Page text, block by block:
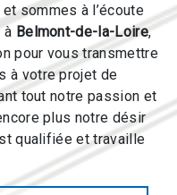
et sommes à l’écoute
à Belmont-de-la-Loire,
pour vous transmettre
à votre projet de
tout notre passion et
plus notre désir
qualifiée et travaille